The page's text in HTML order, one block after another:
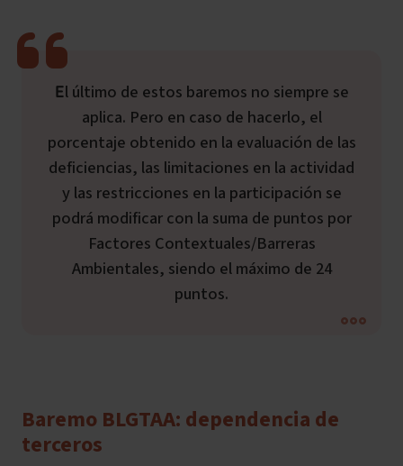
El último de estos baremos no siempre se
aplica. Pero en caso de hacerlo, el
porcentaje obtenido en la evaluación de las
deficiencias, las limitaciones en la actividad
y las restricciones en la participación se
podrá modificar con la suma de puntos por
Factores Contextuales/Barreras
Ambientales, siendo el máximo de 24
puntos.
Baremo BLGTAA: dependencia de
terceros